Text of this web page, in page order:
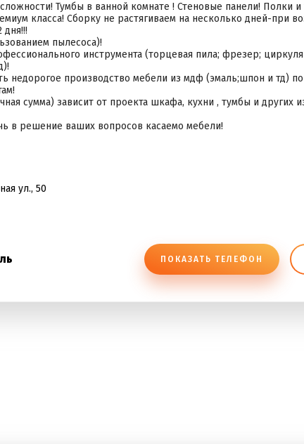
Тумбы в ванной комнате ! Стеновые панели! Полки
класса! Сборку не растягиваем на несколько дней-при
дня!!!
пылесоса)!
инструмента (торцевая пила; фрезер;
недорогое производство мебели из мдф (эмаль;шпон и тд) по
сумма) зависит от проекта шкафа, кухни , тумбы и других
в решение ваших вопросов касаемо мебели!
ул., 50
ПОКАЗАТЬ ТЕЛЕФОН